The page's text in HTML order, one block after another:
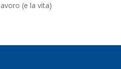
(e la vita)